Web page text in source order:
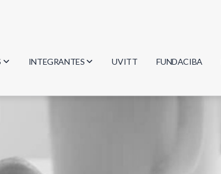
INTEGRANTES
Investigadores
UVITT FUNDACIBA